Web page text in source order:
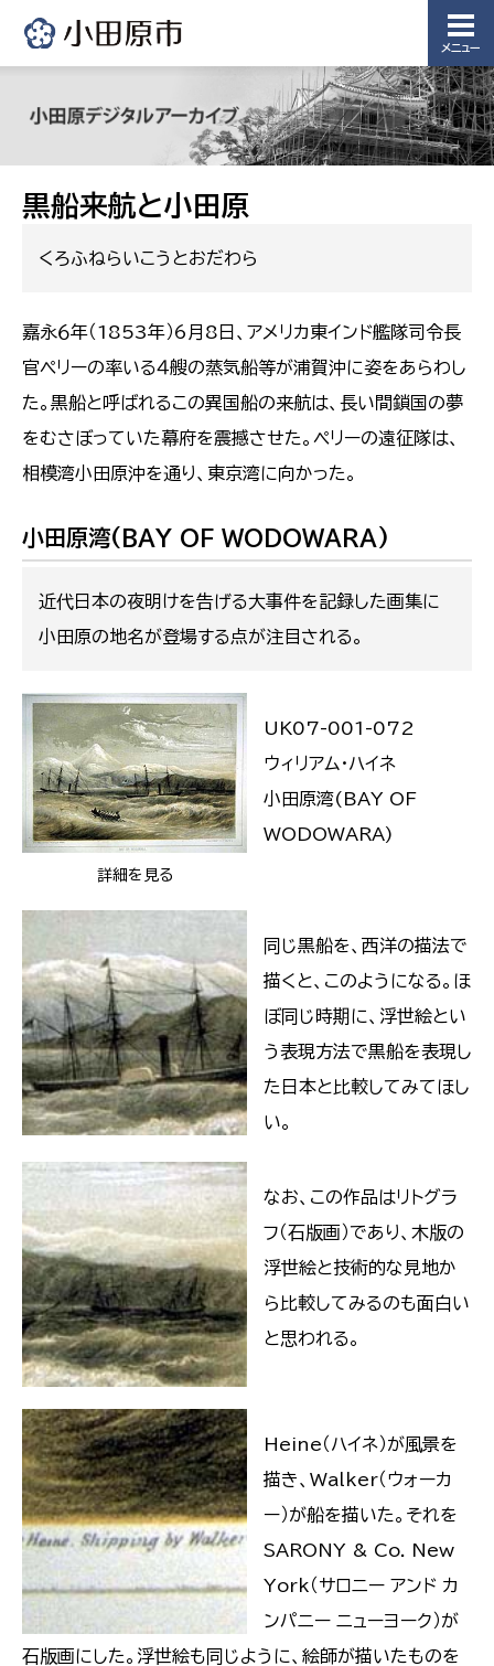
メニュー
黒船来航と小田原
くろふねらいこうとおだわら
嘉永６年（1853年）6月8日、アメリカ東インド艦隊司令長
官ペリーの率いる４艘の蒸気船等が浦賀沖に姿をあらわし
た。黒船と呼ばれるこの異国船の来航は、長い間鎖国の夢
をむさぼっていた幕府を震撼させた。ペリーの遠征隊は、
相模湾小田原沖を通り、東京湾に向かった。
小田原湾(BAY OF WODOWARA)
近代日本の夜明けを告げる大事件を記録した画集に
小田原の地名が登場する点が注目される。
詳細を見る
UK07-001-072
ウィリアム・ハイネ
小田原湾(BAY OF
WODOWARA)
同じ黒船を、西洋の描法で
描くと、このようになる。ほ
ぼ同じ時期に、浮世絵とい
う表現方法で黒船を表現し
た日本と比較してみてほし
い。
なお、この作品はリトグラ
フ（石版画）であり、木版の
浮世絵と技術的な見地か
ら比較してみるのも面白い
と思われる。
Heine（ハイネ）が風景を
描き、Walker（ウォーカ
ー）が船を描いた。それを
SARONY & Co. New
York（サロニー アンド カ
ンパニー ニューヨーク）が
石版画にした。浮世絵も同じように、絵師が描いたものを